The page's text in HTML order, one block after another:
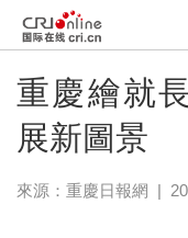
重慶繪就
展新圖景
來源： 重慶日報網 |